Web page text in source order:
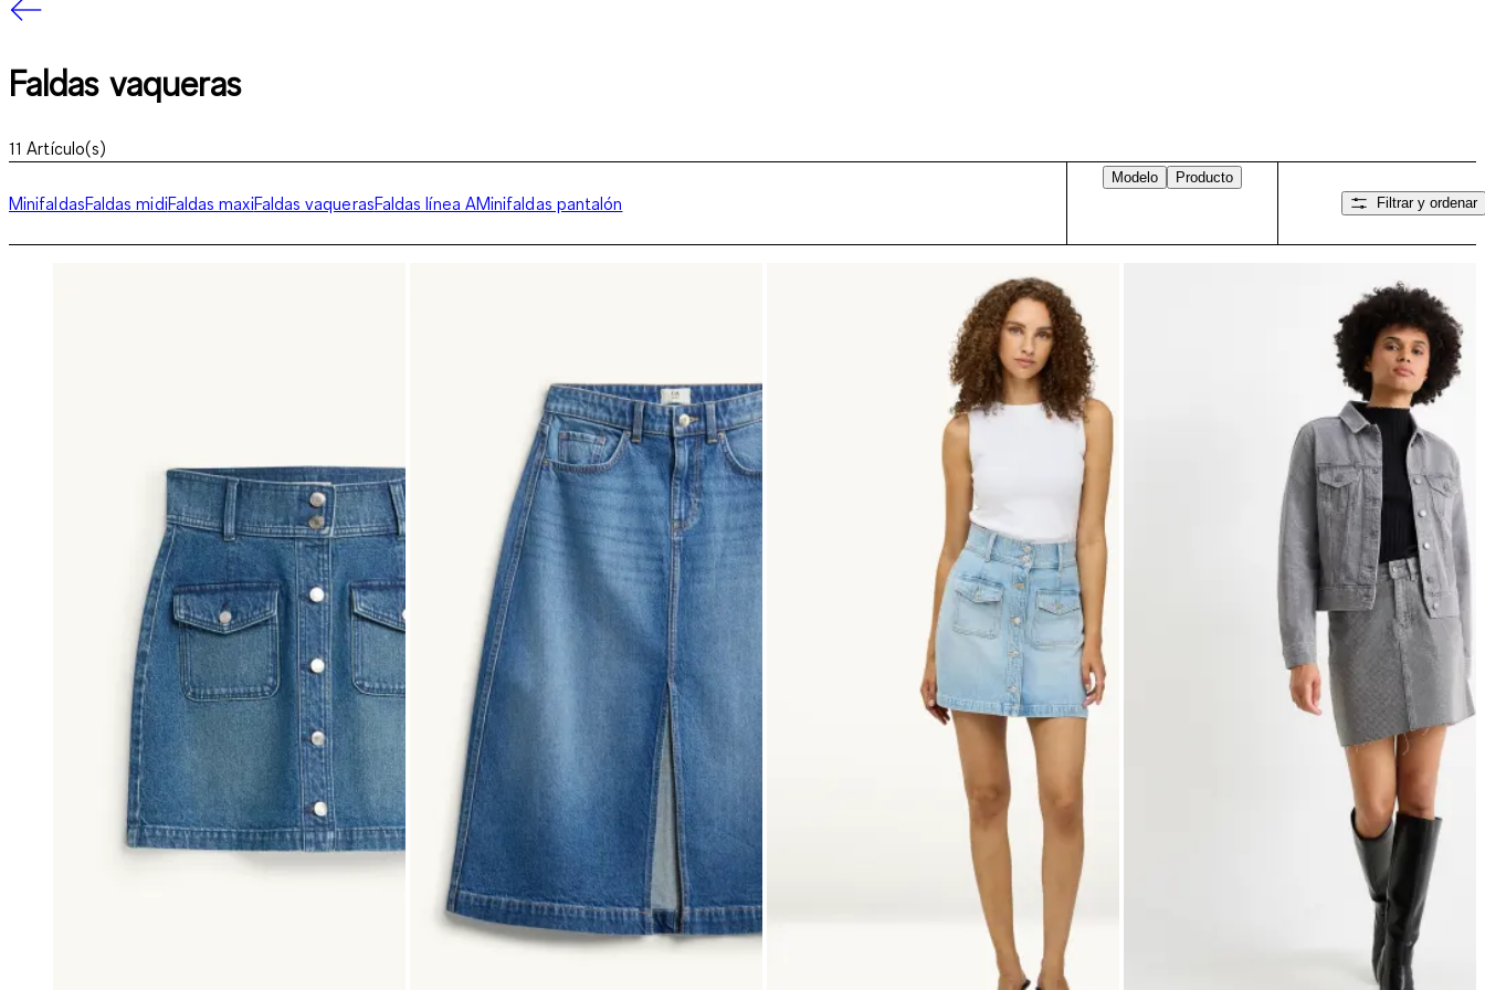
Faldas vaqueras
11 Artículo(s)
MinifaldasFaldas midiFaldas maxiFaldas vaquerasFaldas línea AMinifaldas pantalón
Modelo
Producto
Filtrar y ordenar